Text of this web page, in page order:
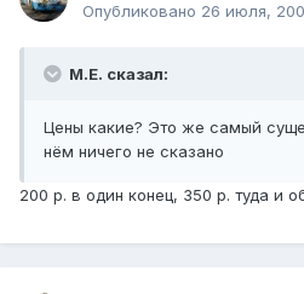
Опубликовано 26 июля,
М.Е. сказал:
Цены какие? Это же самый
нём ничего не сказано
200 р. в один конец, 350 р. туда и